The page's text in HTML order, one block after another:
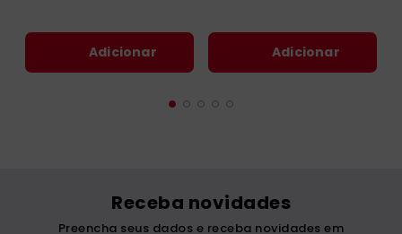
Adicionar Adicionar
Receba novidades
Preencha seus dados e receba novidades em